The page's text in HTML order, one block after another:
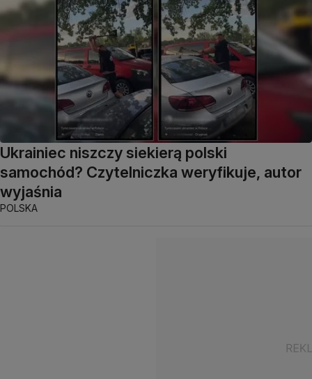
Ukrainiec niszczy siekierą polski
samochód? Czytelniczka weryfikuje, autor
wyjaśnia
POLSKA